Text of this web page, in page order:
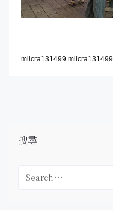
milcra131499 milcra131499
搜尋